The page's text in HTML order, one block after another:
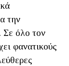
την
Σε όλο τον
φανατικούς